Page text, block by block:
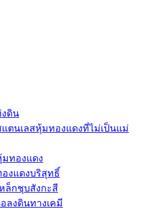
งดิน
ตนเลสหุ้มทองแดงที่ไม่เป็นแม่
ทองแดง
งแดงบริสุทธิ์
ล็กชุบสังกะสี
ลงดินทางเคมี